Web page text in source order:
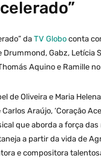
da TV Globo conta
Drummond, Gabz, Letícia
Aquino e Ramille
de Oliveira e Maria
Araújo, ‘Coração
que aborda a força
a partir da vida de
e compositora